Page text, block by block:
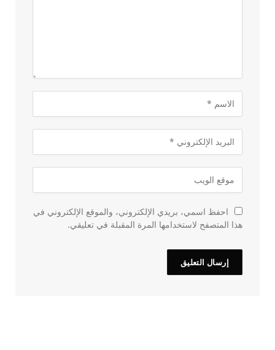
احفظ اسمي، بريدي الإلكتروني، والموقع الإلكتروني في
هذا المتصفح لاستخدامها المرة المقبلة في تعليقي.